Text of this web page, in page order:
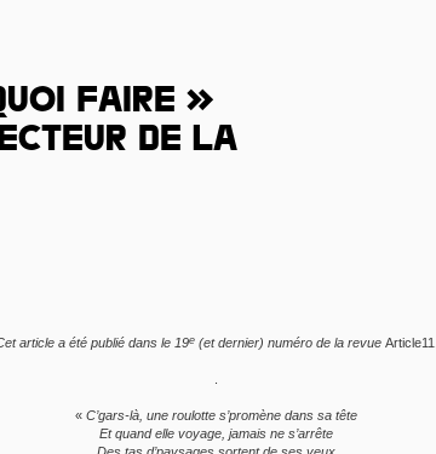
FAIRE »
DE LA
article a été publié dans le 19e(et dernier) numéro de la revue Article11.
.
« C’gars-là, une roulotte s’promène dans sa tête
Et quand elle voyage, jamais ne s’arrête